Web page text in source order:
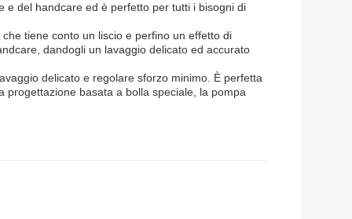
e del handcare ed è perfetto per tutti i bisogni di
tiene conto un liscio e perfino un effetto di
dandogli un lavaggio delicato ed accurato
delicato e regolare sforzo minimo. È perfetta
basata a bolla speciale, la pompa